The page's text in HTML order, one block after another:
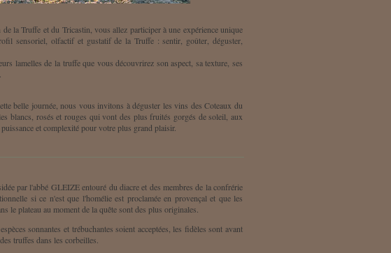
la Truffe et du Tricastin, vous allez participer à une expérience unique
sensoriel, olfactif et gustatif de la Truffe : sentir, goûter, déguster,
lamelles de la truffe que vous découvrirez son aspect, sa texture, ses
belle journée, nous vous invitons à déguster les vins des Coteaux du
blancs, rosés et rouges qui vont des plus fruités gorgés de soleil, aux
et complexité pour votre plus grand plaisir.
par l'abbé GLEIZE entouré du diacre et des membres de la confrérie
si ce n'est que l'homélie est proclamée en provençal et que les
le plateau au moment de la quête sont des plus originales.
sonnantes et trébuchantes soient acceptées, les fidèles sont avant
truffes dans les corbeilles.